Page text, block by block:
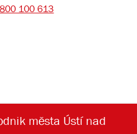
800 100 613
města Ústí nad